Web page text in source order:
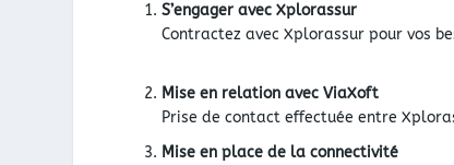
S’engager avec Xplorassur
Contractez avec Xplorassur pour vos
Mise en relation avec ViaXoft
Prise de contact effectuée entre
Mise en place de la connectivité